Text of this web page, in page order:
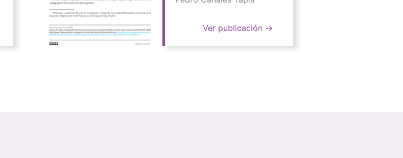
Ver publicación →